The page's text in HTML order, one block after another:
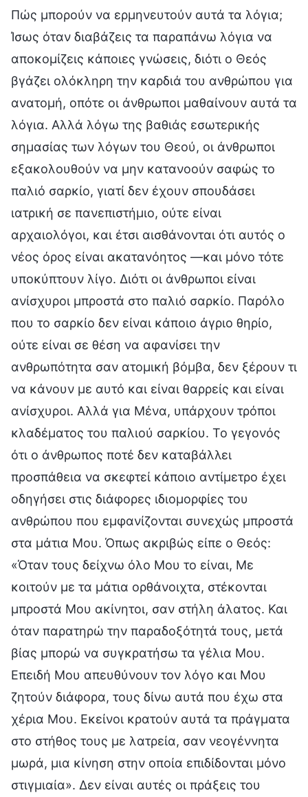
Πώς μπορούν να ερμηνευτούν αυτά τα λόγια;
Ίσως όταν διαβάζεις τα παραπάνω λόγια να
αποκομίζεις κάποιες γνώσεις, διότι ο Θεός
βγάζει ολόκληρη την καρδιά του ανθρώπου για
ανατομή, οπότε οι άνθρωποι μαθαίνουν αυτά τα
λόγια. Αλλά λόγω της βαθιάς εσωτερικής
σημασίας των λόγων του Θεού, οι άνθρωποι
εξακολουθούν να μην κατανοούν σαφώς το
παλιό σαρκίο, γιατί δεν έχουν σπουδάσει
ιατρική σε πανεπιστήμιο, ούτε είναι
αρχαιολόγοι, και έτσι αισθάνονται ότι αυτός ο
νέος όρος είναι ακατανόητος —και μόνο τότε
υποκύπτουν λίγο. Διότι οι άνθρωποι είναι
ανίσχυροι μπροστά στο παλιό σαρκίο. Παρόλο
που το σαρκίο δεν είναι κάποιο άγριο θηρίο,
ούτε είναι σε θέση να αφανίσει την
ανθρωπότητα σαν ατομική βόμβα, δεν ξέρουν τι
να κάνουν με αυτό και είναι θαρρείς και είναι
ανίσχυροι. Αλλά για Μένα, υπάρχουν τρόποι
κλαδέματος του παλιού σαρκίου. Το γεγονός
ότι ο άνθρωπος ποτέ δεν καταβάλλει
προσπάθεια να σκεφτεί κάποιο αντίμετρο έχει
οδηγήσει στις διάφορες ιδιομορφίες του
ανθρώπου που εμφανίζονται συνεχώς μπροστά
στα μάτια Μου. Όπως ακριβώς είπε ο Θεός:
«Όταν τους δείχνω όλο Μου το είναι, Με
κοιτούν με τα μάτια ορθάνοιχτα, στέκονται
μπροστά Μου ακίνητοι, σαν στήλη άλατος. Και
όταν παρατηρώ την παραδοξότητά τους, μετά
βίας μπορώ να συγκρατήσω τα γέλια Μου.
Επειδή Μου απευθύνουν τον λόγο και Μου
ζητούν διάφορα, τους δίνω αυτά που έχω στα
χέρια Μου. Εκείνοι κρατούν αυτά τα πράγματα
στο στήθος τους με λατρεία, σαν νεογέννητα
μωρά, μια κίνηση στην οποία επιδίδονται μόνο
στιγμιαία». Δεν είναι αυτές οι πράξεις του